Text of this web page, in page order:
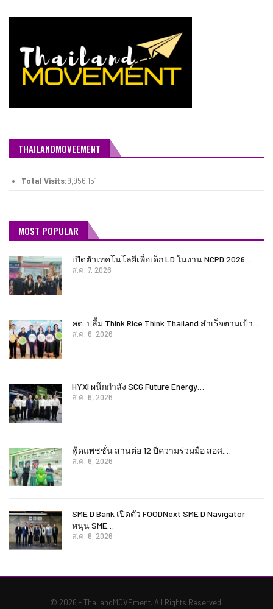
THAILANDMOVEEMENT
Total Visits:9,956,151
MOST POPULAR
เปิดตัวเทคโนโลยีเพื่อเด็ก LD ในงาน NCPD 2026…
ส.ค. 7, 2026
คต. ปลื้ม Think Rice Think Thailand สำเร็จตามเป้า…
ส.ค. 6, 2026
HYXI ผนึกกำลัง SCG Future Energy…
ส.ค. 6, 2026
ฟู้ดแพชชั่น สานต่อ 12 ปีความร่วมมือ สอศ.…
ส.ค. 6, 2026
SME D Bank เปิดตัว FOODNext SME D Navigator
หนุน SME…
ส.ค. 6, 2026
© 2026 - ThailandMOVEment. All Rights Reserved.